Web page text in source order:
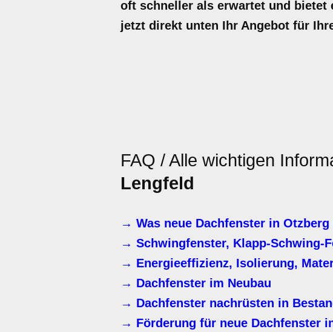
oft schneller als erwartet und bietet
jetzt direkt unten Ihr Angebot für
FAQ / Alle wichtigen
Lengfeld
→ Was neue Dachfenster in
→ Schwingfenster, Klapp-Schwing-
→ Energieeffizienz, Isolierung,
→ Dachfenster im Neubau
→ Dachfenster nachrüsten in
→ Förderung für neue Dachfenster